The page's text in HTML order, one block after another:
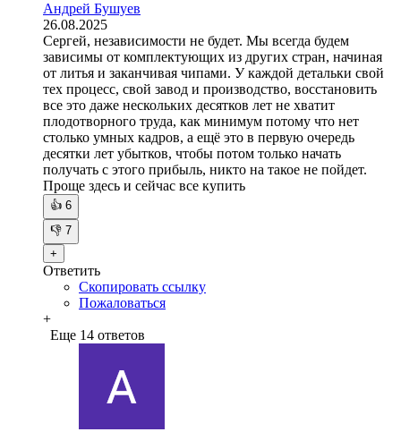
Андрей Бушуев
26.08.2025
Сергей, независимости не будет. Мы всегда будем
зависимы от комплектующих из других стран, начиная
от литья и заканчивая чипами. У каждой детальки свой
тех процесс, свой завод и производство, восстановить
все это даже нескольких десятков лет не хватит
плодотворного труда, как минимум потому что нет
столько умных кадров, а ещё это в первую очередь
десятки лет убытков, чтобы потом только начать
получать с этого прибыль, никто на такое не пойдет.
Проще здесь и сейчас все купить
👍 6
👎 7
+
Ответить
Скопировать ссылку
Пожаловаться
+
Еще 14 ответов